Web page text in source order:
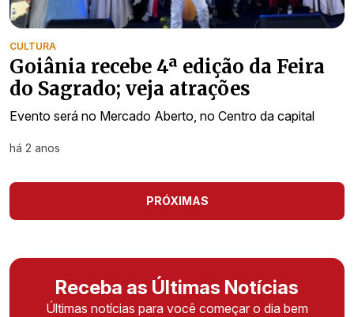
CULTURA
Goiânia recebe 4ª edição da Feira
do Sagrado; veja atrações
Evento será no Mercado Aberto, no Centro da capital
há 2 anos
PRÓXIMAS
Receba as Últimas Notícias
Últimas notícias para você começar o dia bem